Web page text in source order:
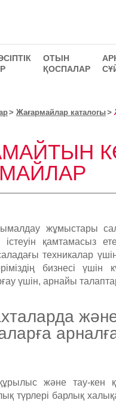
ОТЫН
ҚОСПАЛАР
Жағармайлар каталогы
жұмыстары
қамтамасыз
техникалар
бизнесі
үшін, арнайы
және тау-кен
түрлері барлық